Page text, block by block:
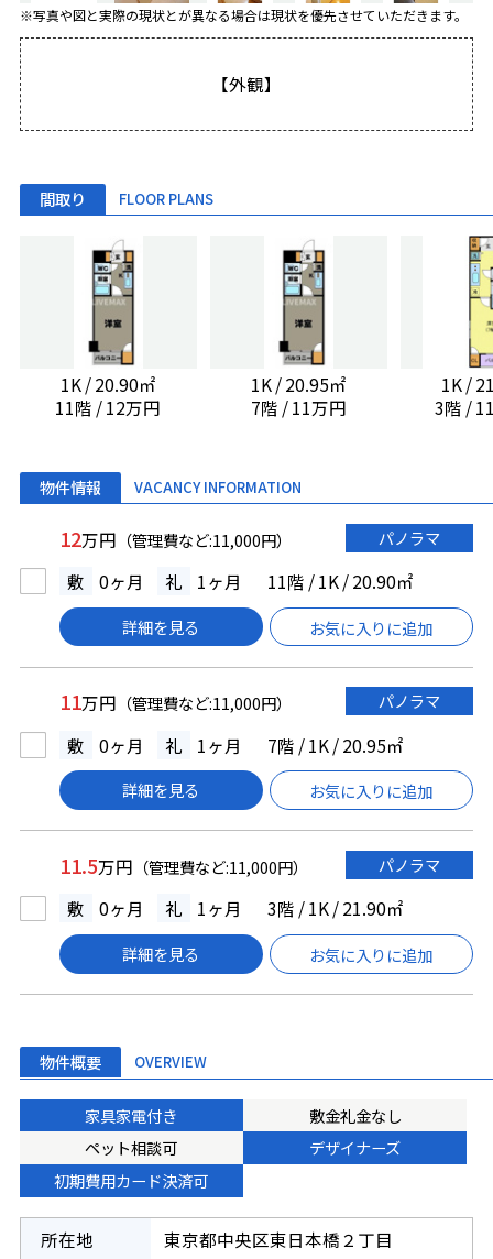
※写真や図と実際の現状とが異なる場合は現状を優先させていただきます。
【外観】
間取り FLOOR PLANS
1K / 20.90㎡
11階 / 12万円
1K / 20.95㎡
7階 / 11万円
1K /
3階 /
物件情報 VACANCY INFORMATION
12万円 （管理費など:11,000円） パノラマ
敷 0ヶ月 礼 1ヶ月 11階 / 1K / 20.90㎡
詳細を見る お気に入りに追加
11万円 （管理費など:11,000円） パノラマ
敷 0ヶ月 礼 1ヶ月 7階 / 1K / 20.95㎡
詳細を見る お気に入りに追加
11.5万円 （管理費など:11,000円） パノラマ
敷 0ヶ月 礼 1ヶ月 3階 / 1K / 21.90㎡
詳細を見る お気に入りに追加
物件概要 OVERVIEW
家具家電付き
敷金礼金なし
ペット相談可
デザイナーズ
初期費用カード決済可
所在地 東京都中央区東日本橋２丁目